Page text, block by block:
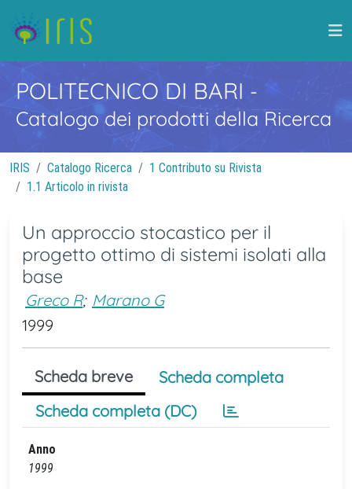
POLITECNICO DI BARI -
Catalogo dei prodotti della Ricerca
IRIS Catalogo Ricerca
1 Contributo su Rivista
1.1 Articolo in rivista
Un approccio stocastico per il
progetto ottimo di sistemi isolati alla
base
Greco R; Marano G
1999
Scheda breve
Scheda completa
Scheda completa (DC)
Anno
1999